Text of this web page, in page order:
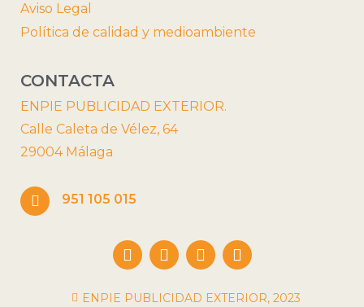
Aviso Legal
Política de calidad y medioambiente
CONTACTA
ENPIE PUBLICIDAD EXTERIOR.
Calle Caleta de Vélez, 64
29004 Málaga
951 105 015
ENPIE PUBLICIDAD EXTERIOR, 2023